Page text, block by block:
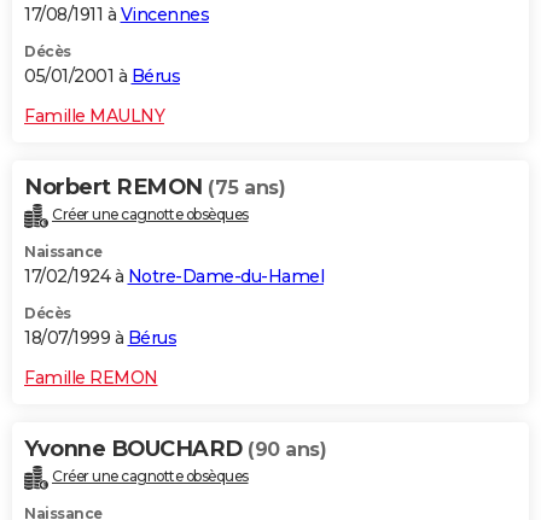
17/08/1911 à Vincennes
Décès
05/01/2001 à Bérus
Famille MAULNY
Norbert REMON (75 ans)
Créer une cagnotte obsèques
Naissance
17/02/1924 à Notre-Dame-du-Hamel
Décès
18/07/1999 à Bérus
Famille REMON
Yvonne BOUCHARD (90 ans)
Créer une cagnotte obsèques
Naissance